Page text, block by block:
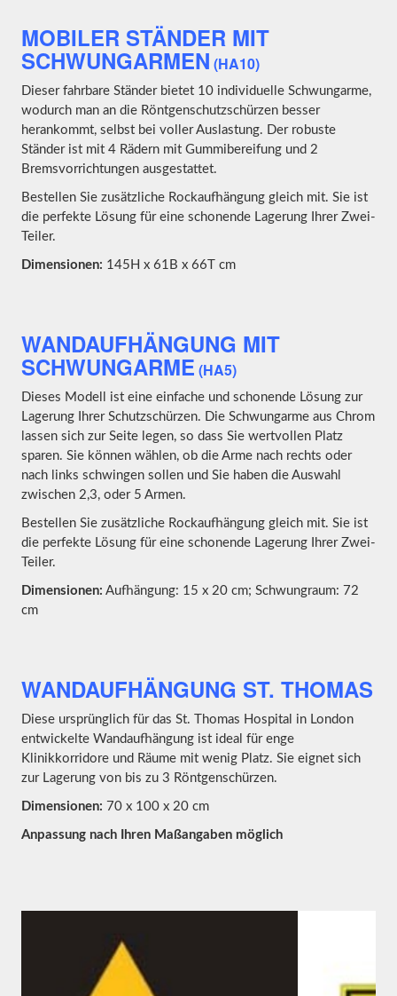
MOBILER STÄNDER MIT
SCHWUNGARMEN (HA10)
Dieser fahrbare Ständer bietet 10 individuelle Schwungarme,
wodurch man an die Röntgenschutzschürzen besser
herankommt, selbst bei voller Auslastung. Der robuste
Ständer ist mit 4 Rädern mit Gummibereifung und 2
Bremsvorrichtungen ausgestattet.
Bestellen Sie zusätzliche Rockaufhängung gleich mit. Sie ist
die perfekte Lösung für eine schonende Lagerung Ihrer Zwei-
Teiler.
Dimensionen: 145H x 61B x 66T cm
WANDAUFHÄNGUNG MIT
SCHWUNGARME (HA5)
Dieses Modell ist eine einfache und schonende Lösung zur
Lagerung Ihrer Schutzschürzen. Die Schwungarme aus Chrom
lassen sich zur Seite legen, so dass Sie wertvollen Platz
sparen. Sie können wählen, ob die Arme nach rechts oder
nach links schwingen sollen und Sie haben die Auswahl
zwischen 2,3, oder 5 Armen.
Bestellen Sie zusätzliche Rockaufhängung gleich mit. Sie ist
die perfekte Lösung für eine schonende Lagerung Ihrer Zwei-
Teiler.
Dimensionen: Aufhängung: 15 x 20 cm; Schwungraum: 72
cm
WANDAUFHÄNGUNG ST. THOMAS
Diese ursprünglich für das St. Thomas Hospital in London
entwickelte Wandaufhängung ist ideal für enge
Klinikkorridore und Räume mit wenig Platz. Sie eignet sich
zur Lagerung von bis zu 3 Röntgenschürzen.
Dimensionen: 70 x 100 x 20 cm
Anpassung nach Ihren Maßangaben möglich